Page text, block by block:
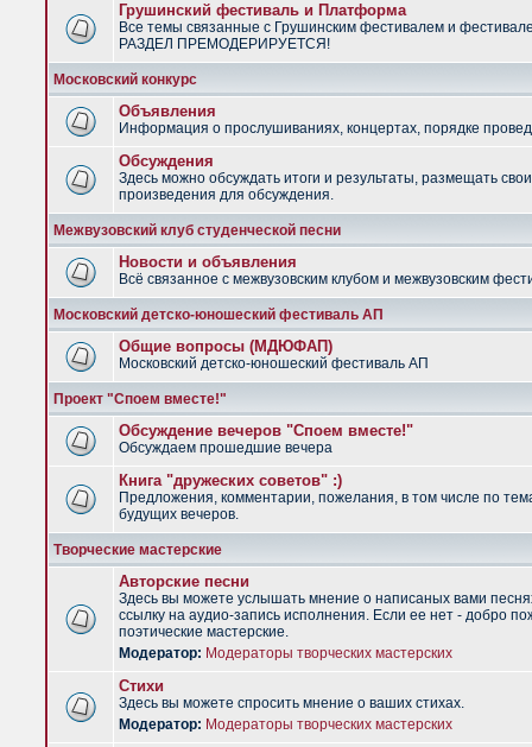
Грушинский фестиваль и Платформа
Все темы связанные с Грушинским фестивалем и
РАЗДЕЛ ПРЕМОДЕРИРУЕТСЯ!
Московский конкурс
Объявления
Информация о прослушиваниях, концертах, порядке
Обсуждения
Здесь можно обсуждать итоги и результаты, размещать
произведения для обсуждения.
Межвузовский клуб студенческой песни
Новости и объявления
Всё связанное с межвузовским клубом и межвузовским
Московский детско-юношеский фестиваль АП
Общие вопросы (МДЮФАП)
Московский детско-юношеский фестиваль АП
Проект "Споем вместе!"
Обсуждение вечеров "Споем вместе!"
Обсуждаем прошедшие вечера
Книга "дружеских советов" :)
Предложения, комментарии, пожелания, в том числе по
будущих вечеров.
Творческие мастерские
Авторские песни
Здесь вы можете услышать мнение о написаных вами
ссылку на аудио-запись исполнения. Если ее нет - добро
поэтические мастерские.
Модератор: Модераторы творческих мастерских
Стихи
Здесь вы можете спросить мнение о ваших стихах.
Модератор: Модераторы творческих мастерских